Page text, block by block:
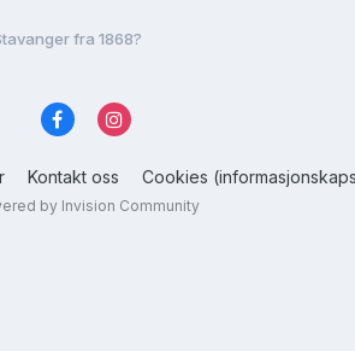
fra 1868?
Kontakt oss Cookies
by Invision Community